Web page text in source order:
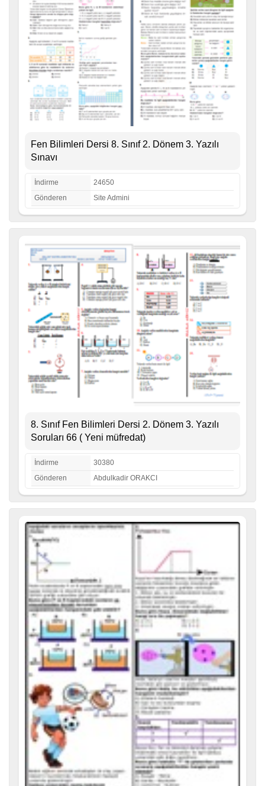
Fen Bilimleri Dersi 8. Sınıf 2. Dönem 3. Yazılı
Sınavı
İndirme
24650
Gönderen
Site Admini
8. Sınıf Fen Bilimleri Dersi 2. Dönem 3. Yazılı
Soruları 66 ( Yeni müfredat)
İndirme
30380
Gönderen
Abdulkadir ORAKCI